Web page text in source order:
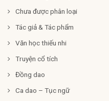
Chưa được phân loại
Tác giả & Tác phẩm
Văn học thiếu nhi
Truyện cổ tích
Đồng dao
Ca dao – Tục ngữ